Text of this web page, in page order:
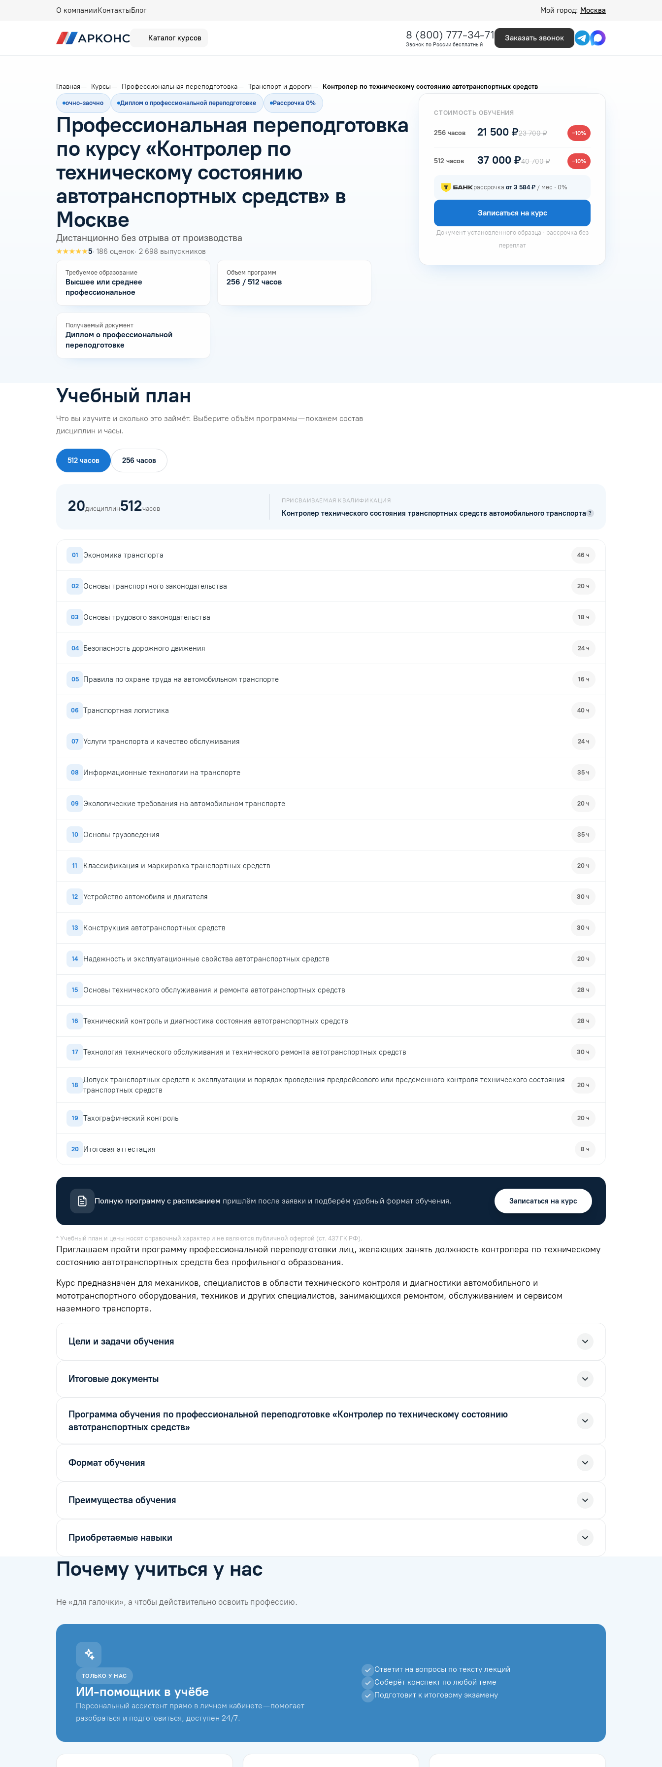
О компанииКонтактыБлог Мой город: Москва
Каталог курсов 8 (800) 777-34-71
Звонок по России бесплатный
Заказать звонок
Главная Курсы Профессиональная переподготовка Транспорт и дороги Контролер по техническому состоянию автотранспортных средств
очно-заочно Диплом о профессиональной переподготовке Рассрочка 0%
Профессиональная переподготовка
по курсу «Контролер по
техническому состоянию
автотранспортных средств» в
Москве
Дистанционно без отрыва от производства
★★★★★5· 186 оценок· 2 698 выпускников
Требуемое образование
Высшее или среднее
профессиональное
Объем программ
256 / 512 часов
Получаемый документ
Диплом о профессиональной
переподготовке
СТОИМОСТЬ ОБУЧЕНИЯ
256 часов 21 500 ₽23 700 ₽ −10%
512 часов 37 000 ₽40 700 ₽ −10%
рассрочка от 3 584 ₽ / мес · 0%
Записаться на курс
Документ установленного образца · рассрочка без
переплат
Учебный план
Что вы изучите и сколько это займёт. Выберите объём программы — покажем состав
дисциплин и часы.
512 часов 256 часов
20дисциплин512часов
ПРИСВАИВАЕМАЯ КВАЛИФИКАЦИЯ
Контролер технического состояния транспортных средств автомобильного транспорта ?
01 Экономика транспорта 46 ч
02 Основы транспортного законодательства 20 ч
03 Основы трудового законодательства 18 ч
04 Безопасность дорожного движения 24 ч
05 Правила по охране труда на автомобильном транспорте 16 ч
06 Транспортная логистика 40 ч
07 Услуги транспорта и качество обслуживания 24 ч
08 Информационные технологии на транспорте 35 ч
09 Экологические требования на автомобильном транспорте 20 ч
10 Основы грузоведения 35 ч
11 Классификация и маркировка транспортных средств 20 ч
12 Устройство автомобиля и двигателя 30 ч
13 Конструкция автотранспортных средств 30 ч
14 Надежность и эксплуатационные свойства автотранспортных средств 20 ч
15 Основы технического обслуживания и ремонта автотранспортных средств 28 ч
16 Технический контроль и диагностика состояния автотранспортных средств 28 ч
17 Технология технического обслуживания и технического ремонта автотранспортных средств 30 ч
18
Допуск транспортных средств к эксплуатации и порядок проведения предрейсового или предсменного контроля технического состояния
транспортных средств
20 ч
19 Тахографический контроль 20 ч
20 Итоговая аттестация 8 ч
Полную программу с расписанием пришлём после заявки и подберём удобный формат обучения. Записаться на курс
* Учебный план и цены носят справочный характер и не являются публичной офертой (ст. 437 ГК РФ).
Приглашаем пройти программу профессиональной переподготовки лиц, желающих занять должность контролера по техническому
состоянию автотранспортных средств без профильного образования.
Курс предназначен для механиков, специалистов в области технического контроля и диагностики автомобильного и
мототранспортного оборудования, техников и других специалистов, занимающихся ремонтом, обслуживанием и сервисом
наземного транспорта.
Цели и задачи обучения
Итоговые документы
Программа обучения по профессиональной переподготовке «Контролер по техническому состоянию
автотранспортных средств»
Формат обучения
Преимущества обучения
Приобретаемые навыки
Почему учиться у нас
Не «для галочки», а чтобы действительно освоить профессию.
ТОЛЬКО У НАС
ИИ-помощник в учёбе
Персональный ассистент прямо в личном кабинете — помогает
разобраться и подготовиться, доступен 24/7.
Ответит на вопросы по тексту лекций
Соберёт конспект по любой теме
Подготовит к итоговому экзамену